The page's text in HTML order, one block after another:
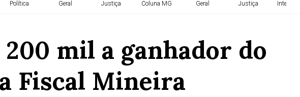
Política Geral Justiça Coluna MG Geral Justiça
mil a ganhador do
Fiscal Mineira